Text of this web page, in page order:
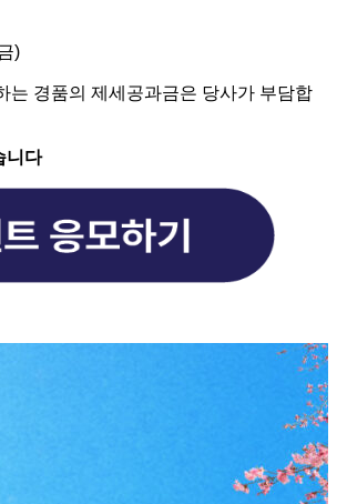
)
는 경품의 제세공과금은 당사가 부담합
니다